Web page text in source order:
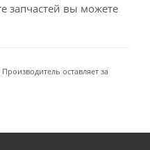
запчастей вы можете
оставляет за